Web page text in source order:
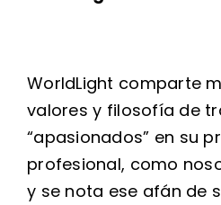
WorldLight comparte
valores y filosofía de
“apasionados” en su
profesional, como
y se nota ese afán de